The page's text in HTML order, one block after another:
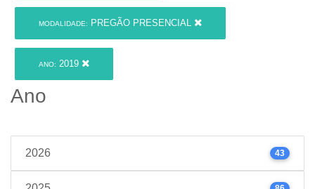
MODALIDADE: PREGÃO PRESENCIAL
ANO: 2019
Ano
2026 43